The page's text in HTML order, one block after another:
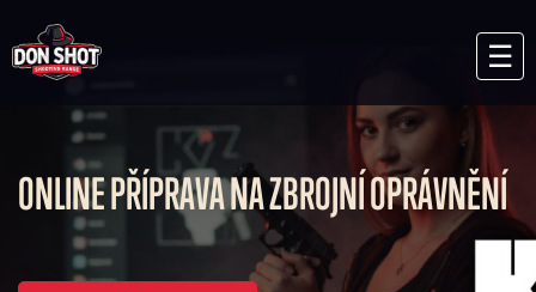
☰
ONLINE PŘÍPRAVA NA ZBROJNÍ OPRÁVNĚNÍ